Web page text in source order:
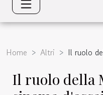
Home Altri Il ruolo
Il ruolo della